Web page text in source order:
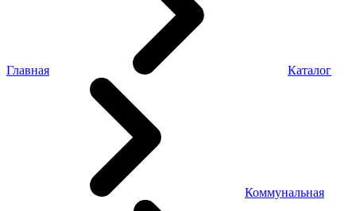
Главная Каталог
Коммунальная